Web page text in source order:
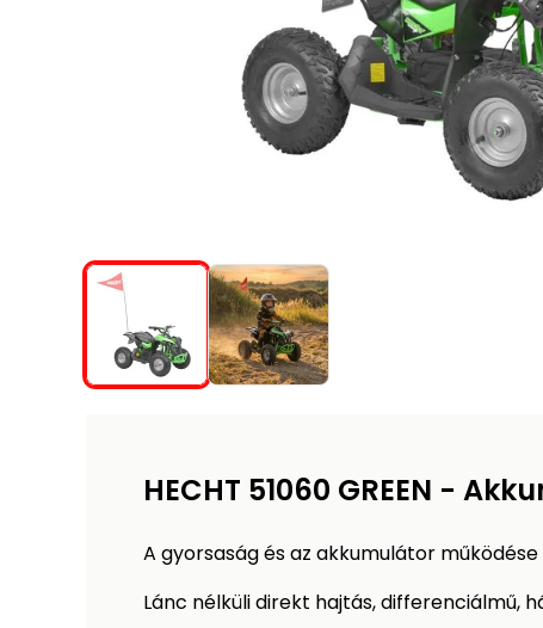
HECHT 51060 GREEN -
A gyorsaság és az akkumulátor
Lánc nélküli direkt hajtás, differenciálmű,